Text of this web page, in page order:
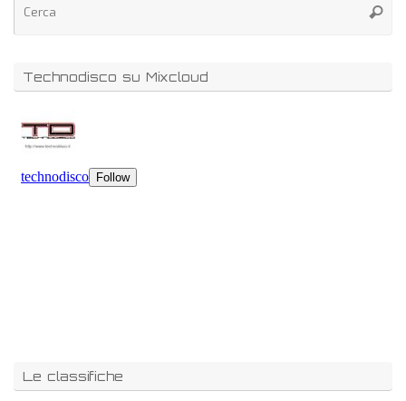
Technodisco su Mixcloud
Le classifiche